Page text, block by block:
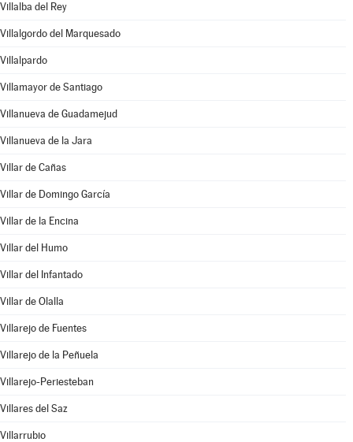
Villalba del Rey
Villalgordo del Marquesado
Villalpardo
Villamayor de Santiago
Villanueva de Guadamejud
Villanueva de la Jara
Villar de Cañas
Villar de Domingo García
Villar de la Encina
Villar del Humo
Villar del Infantado
Villar de Olalla
Villarejo de Fuentes
Villarejo de la Peñuela
Villarejo-Periesteban
Villares del Saz
Villarrubio